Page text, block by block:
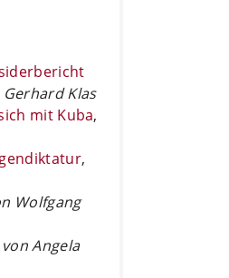
Gerhard Klas
mit Kuba,
,
Wolfgang
von Angela